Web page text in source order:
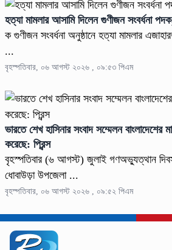
হত্যা মামলার আসামি দিলেন গুণীজন সংবর্ধনা
ক গুণীজন সংবর্ধনা অনুষ্ঠানে হত্যা মামলার
...
বৃহস্পতিবার, ০৬ আগস্ট ২০২৬ , ০৯:৫৩ পিএম
ভারতে শেখ হাসিনার সংবাদ সম্মেলন
করেছে: প্রিন্স
বৃহস্পতিবার (৬ আগস্ট) জুলাই গণঅভ্যুত্থান
ধোবাউড়া উপজেলা ...
বৃহস্পতিবার, ০৬ আগস্ট ২০২৬ , ০৯:৫২ পিএম